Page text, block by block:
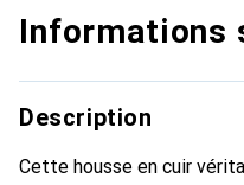
Informations
Description
Cette housse en cuir